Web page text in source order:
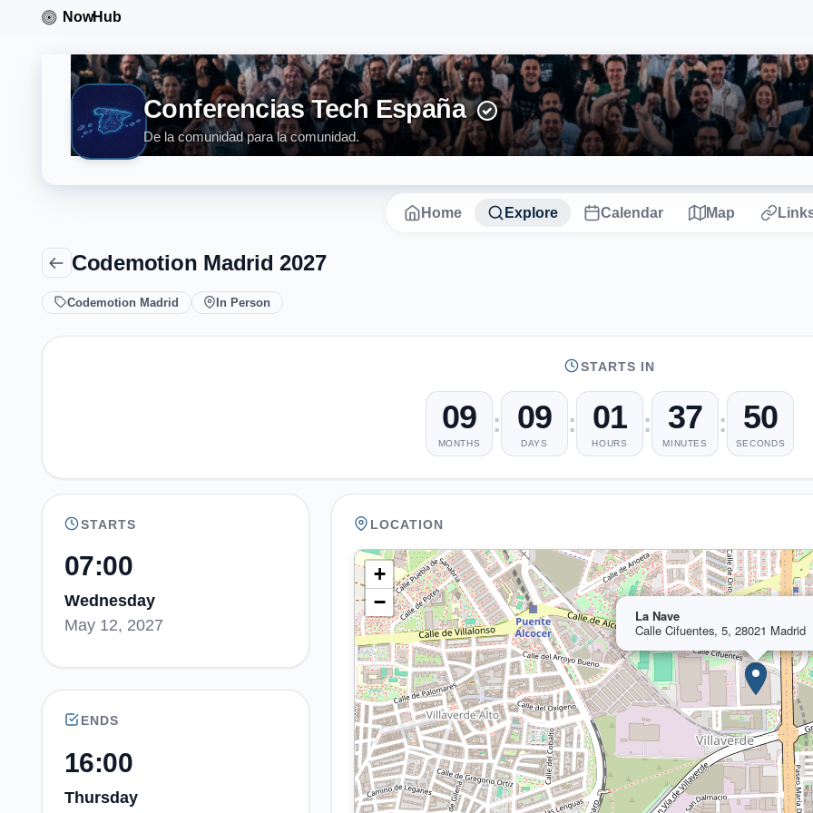
Conferencias Tech España
De la comunidad para la comunidad.
Home Explore Calendar Map
Codemotion Madrid 2027
Codemotion Madrid In Person
STARTS IN
09
MONTHS
: 09
DAYS
: 01
HOURS
: 37
MINUTES
: 49
SECONDS
STARTS
07:00
Wednesday
May 12, 2027
ENDS
16:00
Thursday
LOCATION
La Nave
Calle Cifuentes, 5, 28021 Madrid
+
−